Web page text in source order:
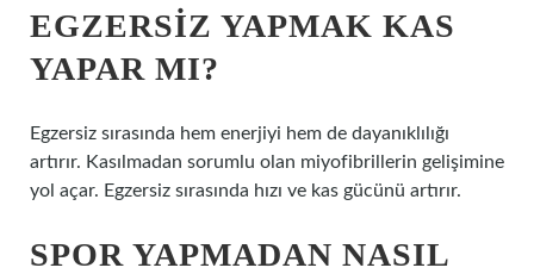
EGZERSIZ YAPMAK KAS
YAPAR MI?
Egzersiz sırasında hem enerjiyi hem de dayanıklılığı
artırır. Kasılmadan sorumlu olan miyofibrillerin gelişimine
yol açar. Egzersiz sırasında hızı ve kas gücünü artırır.
SPOR YAPMADAN NASIL